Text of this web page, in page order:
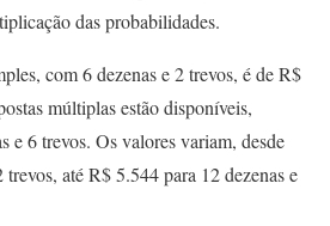
das probabilidades.
com 6 dezenas e 2 trevos, é de R$
múltiplas estão disponíveis,
e 6 trevos. Os valores variam, desde
até R$ 5.544 para 12 dezenas e